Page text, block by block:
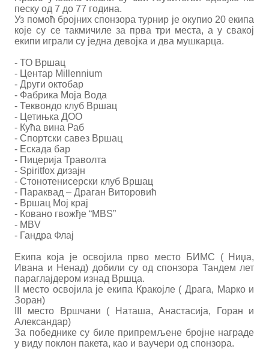
песку од 7 до 77 година.
Уз помоћ бројних спонзора турнир је окупио 20 екипа
које су се такмичиле за прва три места, а у свакој
екипи играли су једна девојка и два мушкарца.
- ТО Вршац
- Центар Millennium
- Други октобар
- Фабрика Моја Вода
- Теквондо клуб Вршац
- Цетињка ДОО
- Кућа вина Раб
- Спортски савез Вршац
- Ескада бар
- Пицерија Траволта
- Spiritfox дизајн
- Стонотенисерски клуб Вршац
- Параквад – Драган Виторовић
- Вршац Мој крај
- Ковано гвожђе “MBS”
- MBV
- Гандра Флај
Екипа која је освојила прво место БИМС ( Ниџа,
Ивана и Ненад) добили су од спонзора Тандем лет
параглајдером изнад Вршца.
II место освојила је екипа Кракојле ( Драга, Марко и
Зоран)
III место Вршчани ( Наташа, Анастасија, Горан и
Александар)
За победнике су биле припремљене бројне награде
у виду поклон пакета, као и ваучери од спонзора.